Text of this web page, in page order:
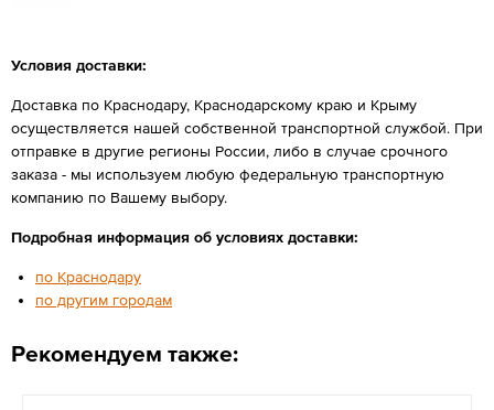
Условия доставки:
Доставка по Краснодару, Краснодарскому краю и Крыму
осуществляется нашей собственной транспортной службой. При
отправке в другие регионы России, либо в случае срочного
заказа - мы используем любую федеральную транспортную
компанию по Вашему выбору.
Подробная информация об условиях доставки:
по Краснодару
по другим городам
Рекомендуем также: